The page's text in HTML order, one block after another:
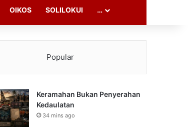
OIKOS SOLILOKUI …
Popular
Keramahan Bukan Penyerahan
Kedaulatan
34 mins ago